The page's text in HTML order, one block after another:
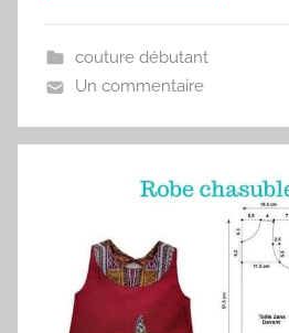
couture débutant
Un commentaire